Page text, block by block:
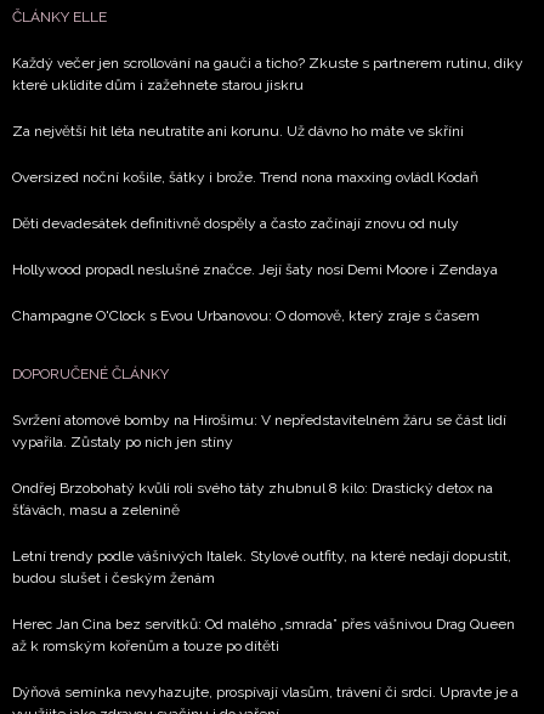
Vašimi údaji pracovat zejména k organizaci a
Chcete navíc dostávat i další zajímavé a exkluzivní
zpracováním údajů k tomuto účelu podleZásad ochrany
ČLÁNKY ELLE
Každý večer jen scrollování na gauči a ticho? Zkuste s partnerem rutinu, díky
které uklidíte dům i zažehnete starou jiskru
Za největší hit léta neutratíte ani korunu. Už dávno ho máte ve skříni
Oversized noční košile, šátky i brože. Trend nona maxxing ovládl Kodaň
Děti devadesátek definitivně dospěly a často začínají znovu od nuly
Hollywood propadl neslušné značce. Její šaty nosí Demi Moore i Zendaya
Champagne O'Clock s Evou Urbanovou: O domově, který zraje s časem
DOPORUČENÉ ČLÁNKY
Svržení atomové bomby na Hirošimu: V nepředstavitelném žáru se část lidí
vypařila. Zůstaly po nich jen stíny
Ondřej Brzobohatý kvůli roli svého táty zhubnul 8 kilo: Drastický detox na
šťávách, masu a zelenině
Letní trendy podle vášnivých Italek. Stylové outfity, na které nedají dopustit,
budou slušet i českým ženám
Herec Jan Cina bez servítků: Od malého „smrada” přes vášnivou Drag Queen
až k romským kořenům a touze po dítěti
Dýňová semínka nevyhazujte, prospívají vlasům, trávení či srdci. Upravte je a